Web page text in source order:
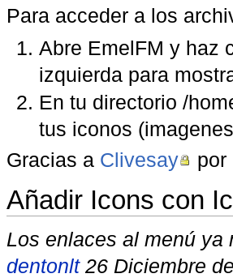
Para acceder a los
Abre EmelFM y haz
izquierda para
En tu directorio /
tus iconos
Gracias a Clivesay por
Añadir Icons con
Los enlaces al menú ya
dentonlt26 Diciembre